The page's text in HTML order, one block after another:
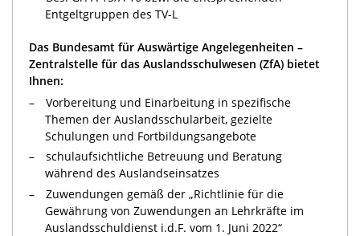
Entgeltgruppen des TV-L
Das Bundesamt für Auswärtige Angelegenheiten –
Zentralstelle für das Auslandsschulwesen (ZfA) bietet
Ihnen:
Vorbereitung und Einarbeitung in spezifische
Themen der Auslandsschularbeit, gezielte
Schulungen und Fortbildungsangebote
schulaufsichtliche Betreuung und Beratung
während des Auslandseinsatzes
Zuwendungen gemäß der „Richtlinie für die
Gewährung von Zuwendungen an Lehrkräfte im
Auslandsschuldienst i.d.F. vom 1. Juni 2022“